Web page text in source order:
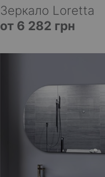
Зеркало Loretta
от 6 282 грн